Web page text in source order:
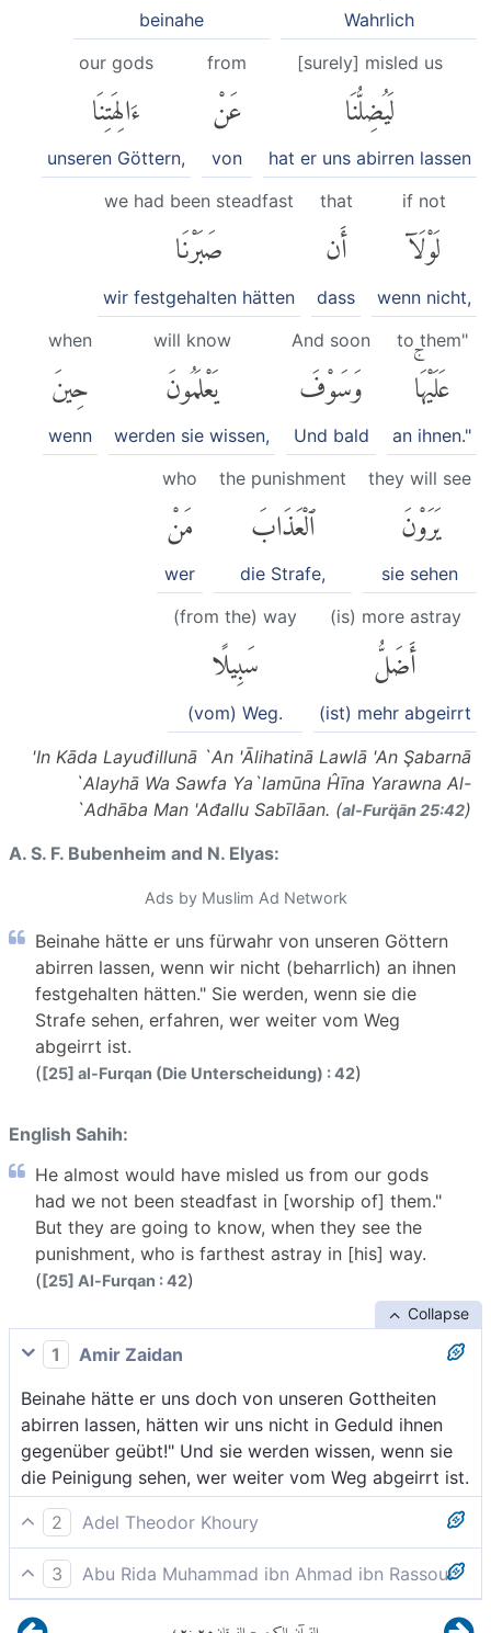
Wahrlich
beinahe
[surely] misled us
لَيُضِلُّنَا
hat er uns abirren lassen
from
عَنْ
von
our gods
ءَالِهَتِنَا
unseren Göttern,
if not
لَوْلَآ
wenn nicht,
that
أَن
dass
we had been steadfast
صَبَرْنَا
wir festgehalten hätten
to them"
عَلَيْهَاۚ
an ihnen."
And soon
وَسَوْفَ
Und bald
will know
يَعْلَمُونَ
werden sie wissen,
when
حِينَ
wenn
they will see
يَرَوْنَ
sie sehen
the punishment
ٱلْعَذَابَ
die Strafe,
who
مَنْ
wer
(is) more astray
أَضَلُّ
(ist) mehr abgeirrt
(from the) way
سَبِيلًا
(vom) Weg.
'In Kāda Layuđillunā `An 'Ālihatinā Lawlā 'An Şabarnā
`Alayhā Wa Sawfa Ya`lamūna Ĥīna Yarawna Al-
`Adhāba Man 'Ađallu Sabīlāan. (al-Furq̈ān 25:42)
A. S. F. Bubenheim and N. Elyas:
Ads by Muslim Ad Network
Beinahe hätte er uns fürwahr von unseren Göttern
abirren lassen, wenn wir nicht (beharrlich) an ihnen
festgehalten hätten." Sie werden, wenn sie die
Strafe sehen, erfahren, wer weiter vom Weg
abgeirrt ist.
([25] al-Furqan (Die Unterscheidung) : 42)
English Sahih:
He almost would have misled us from our gods
had we not been steadfast in [worship of] them."
But they are going to know, when they see the
punishment, who is farthest astray in [his] way.
([25] Al-Furqan : 42)
Collapse
1
Amir Zaidan
Beinahe hätte er uns doch von unseren Gottheiten
abirren lassen, hätten wir uns nicht in Geduld ihnen
gegenüber geübt!" Und sie werden wissen, wenn sie
die Peinigung sehen, wer weiter vom Weg abgeirrt ist.
2
Adel Theodor Khoury
Beinahe hätte er uns von unseren Göttern abirren
lassen, wenn wir nicht beharrlich an ihnen
festgehalten hätten.» Sie werden, wenn sie die Pein
3
Abu Rida Muhammad ibn Ahmad ibn Rassoul
Wahrlich, er hätte uns beinahe irregeführt, hinweg von